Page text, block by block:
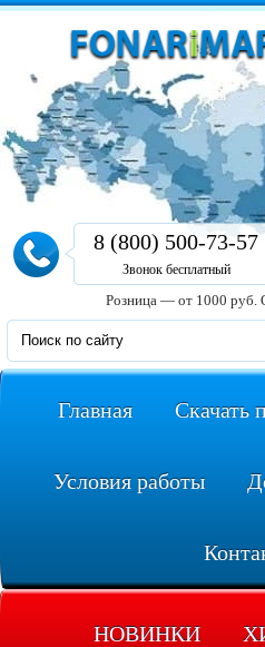
8 (800) 500-73-57
Звонок бесплатный
Розница — от 1000 руб.
Главная Скачать
Условия работы
НОВИНКИ